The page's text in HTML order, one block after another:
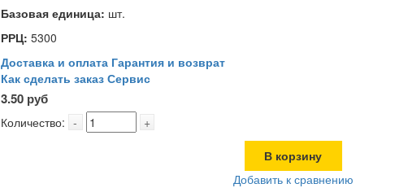
Базовая единица: шт.
РРЦ: 5300
Доставка и оплата Гарантия и возврат
Как сделать заказ Сервис
3.50 руб
Количество: - +
В корзину
Добавить к сравнению